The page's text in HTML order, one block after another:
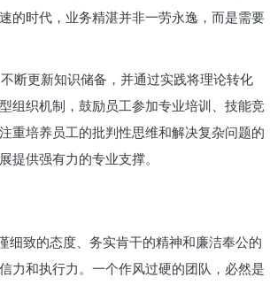
的时代，业务精湛并非一劳永逸，而是需要
断更新知识储备，并通过实践将理论转化
组织机制，鼓励员工参加专业培训、技能竞
重培养员工的批判性思维和解决复杂问题的
供强有力的专业支撑。
细致的态度、务实肯干的精神和廉洁奉公的
力和执行力。一个作风过硬的团队，必然是